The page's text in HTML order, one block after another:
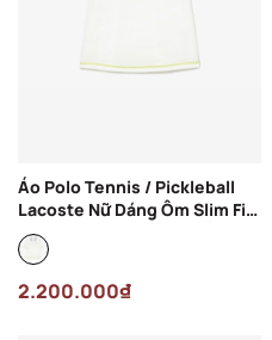
Áo Polo Tennis / Pickleball
Lacoste Nữ Dáng Ôm Slim Fit
PF4842-00-70V Màu Trắng
2.200.000₫